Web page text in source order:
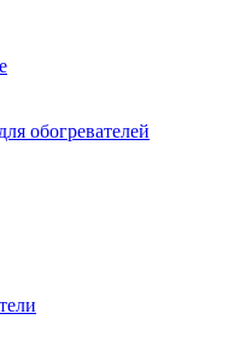
обогревателей